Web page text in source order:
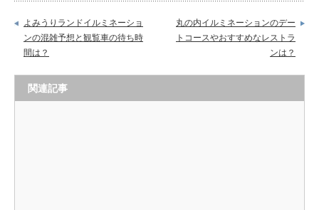
よみうりランドイルミネーショ
ンの混雑予想と観覧車の待ち時
間は？
丸の内イルミネーションのデー
トコースやおすすめなレストラ
ンは？
関連記事